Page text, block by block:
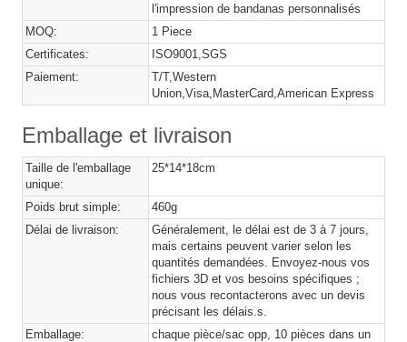
l'impression de bandanas personnalisés
MOQ:
1 Piece
Certificates:
ISO9001,SGS
Paiement:
T/T,Western
Union,Visa,MasterCard,American Express
Emballage et livraison
Taille de l'emballage
unique:
25*14*18cm
Poids brut simple:
460g
Délai de livraison:
Généralement, le délai est de 3 à 7 jours,
mais certains peuvent varier selon les
quantités demandées. Envoyez-nous vos
fichiers 3D et vos besoins spécifiques ;
nous vous recontacterons avec un devis
précisant les délais.s.
Emballage:
chaque pièce/sac opp, 10 pièces dans un